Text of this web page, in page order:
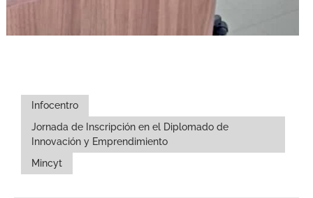
Infocentro
Jornada de Inscripción en el Diplomado de
Innovación y Emprendimiento
Mincyt